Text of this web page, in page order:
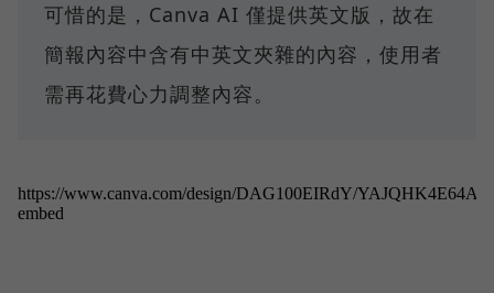
可惜的是，Canva AI 僅提供英文版，故在
簡報內容中含有中英文夾雜的內容，使用者
需再花費心力調整內容。